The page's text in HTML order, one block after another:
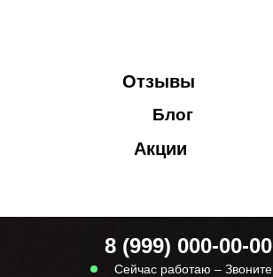
Отзывы
Акции
Блог
8 (999) 000-00-00
Сейчас работаю – Звоните